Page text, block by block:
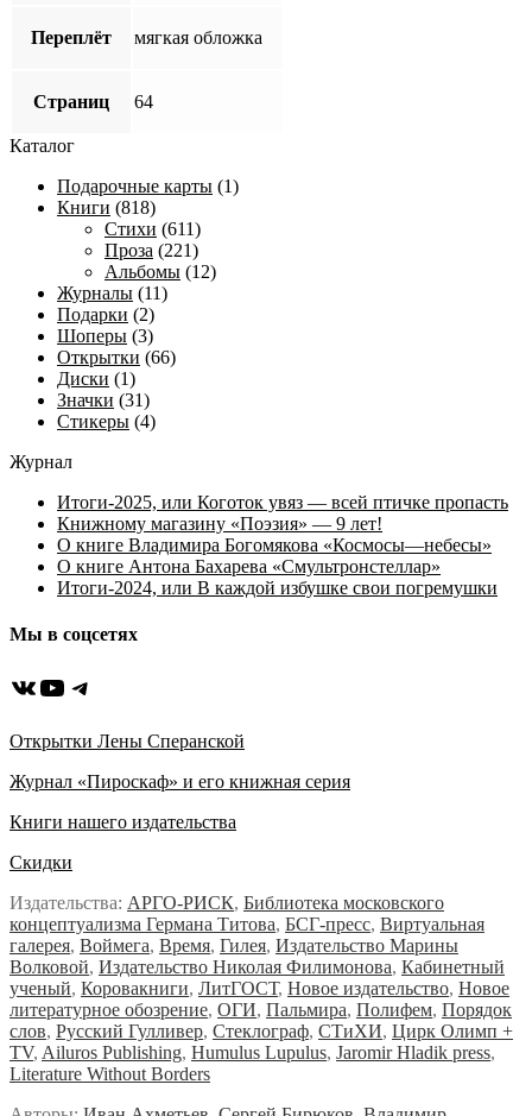
Переплёт мягкая обложка
Страниц 64
Каталог
Подарочные карты (1)
Книги (818)
Стихи (611)
Проза (221)
Альбомы (12)
Журналы (11)
Подарки (2)
Шоперы (3)
Открытки (66)
Диски (1)
Значки (31)
Стикеры (4)
Журнал
Итоги-2025, или Коготок увяз — всей птичке пропасть
Книжному магазину «Поэзия» — 9 лет!
О книге Владимира Богомякова «Космосы—небесы»
О книге Антона Бахарева «Смультронстеллар»
Итоги-2024, или В каждой избушке свои погремушки
Мы в соцсетях
ВКонтакте
YouTube
Telegram
Открытки Лены Сперанской
Журнал «Пироскаф» и его книжная серия
Книги нашего издательства
Скидки
Издательства: АРГО-РИСК, Библиотека московского
концептуализма Германа Титова, БСГ-пресс, Виртуальная
галерея, Воймега, Время, Гилея, Издательство Марины
Волковой, Издательство Николая Филимонова, Кабинетный
ученый, Коровакниги, ЛитГОСТ, Новое издательство, Новое
литературное обозрение, ОГИ, Пальмира, Полифем, Порядок
слов, Русский Гулливер, Стеклограф, СТиХИ, Цирк Олимп +
TV, Ailuros Publishing, Humulus Lupulus, Jaromir Hladik press,
Literature Without Borders